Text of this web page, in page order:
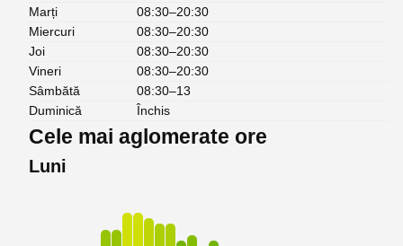
Marți
08:30–20:30
Miercuri
08:30–20:30
Joi
08:30–20:30
Vineri
08:30–20:30
Sâmbătă
08:30–13
Duminică
Închis
Cele mai aglomerate ore
Luni